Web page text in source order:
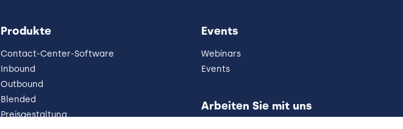
Produkte
Contact-Center-Software
Inbound
Outbound
Blended
Preisgestaltung
Events
Webinars
Events
Arbeiten Sie mit uns